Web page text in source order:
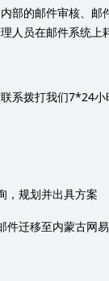
部的邮件审核、
人员在邮件系统
系拨打我们7*24小
，规划并出具方案
件迁移至内蒙古网